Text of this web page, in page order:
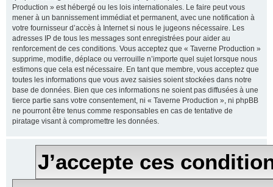
Production » est hébergé ou les lois internationales. Le faire peut vous
mener à un bannissement immédiat et permanent, avec une notification à
votre fournisseur d’accès à Internet si nous le jugeons nécessaire. Les
adresses IP de tous les messages sont enregistrées pour aider au
renforcement de ces conditions. Vous acceptez que « Taverne Production »
supprime, modifie, déplace ou verrouille n’importe quel sujet lorsque nous
estimons que cela est nécessaire. En tant que membre, vous acceptez que
toutes les informations que vous avez saisies soient stockées dans notre
base de données. Bien que ces informations ne soient pas diffusées à une
tierce partie sans votre consentement, ni « Taverne Production », ni phpBB
ne pourront être tenus comme responsables en cas de tentative de
piratage visant à compromettre les données.